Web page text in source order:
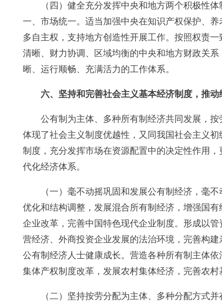
（四）健全充分发挥中央和地方两个积极性
一、市场统一。适当加强中央在知识产权保护、
多自主权，支持地方创造性开展工作。按照权责
清晰、财力协调、区域均衡的中央和地方财政关
晰、运行顺畅、充满活力的工作体系。
六、坚持和完善社会主义基本经济制度，推
公有制为主体、多种所有制经济共同发展，
体现了社会主义制度优越性，又同我国社会主义
制度，充分发挥市场在资源配置中的决定性作用
代化经济体系。
（一）毫不动摇巩固和发展公有制经济，毫
优化和结构调整，发展混合所有制经济，增强国
企业改革，完善中国特色现代企业制度。形成以
营经济、外商投资企业发展的法治环境，完善构
公有制经济人士健康成长。营造各种所有制主体
集体产权制度改革，发展农村集体经济，完善农
（二）坚持按劳分配为主体、多种分配方式